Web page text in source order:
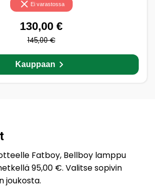
Ei varastossa
130,00 €
145,00 €
Kauppaan
Fatboy, Bellboy lamppu
95,00 €. Valitse sopivin
joukosta.